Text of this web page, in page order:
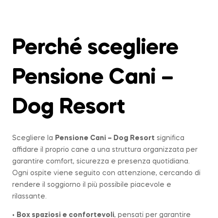
Perché scegliere
Pensione Cani –
Dog Resort
Scegliere la Pensione Cani – Dog Resort significa
affidare il proprio cane a una struttura organizzata per
garantire comfort, sicurezza e presenza quotidiana.
Ogni ospite viene seguito con attenzione, cercando di
rendere il soggiorno il più possibile piacevole e
rilassante.
• Box spaziosi e confortevoli, pensati per garantire